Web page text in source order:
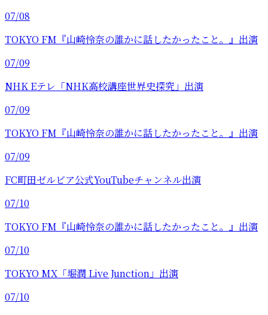
07/08
TOKYO FM『山崎怜奈の誰かに話したかったこと。』出演
07/09
NHK Eテレ「NHK高校講座世界史探究」出演
07/09
TOKYO FM『山崎怜奈の誰かに話したかったこと。』出演
07/09
FC町田ゼルビア公式YouTubeチャンネル出演
07/10
TOKYO FM『山崎怜奈の誰かに話したかったこと。』出演
07/10
TOKYO MX「堀潤 Live Junction」出演
07/10